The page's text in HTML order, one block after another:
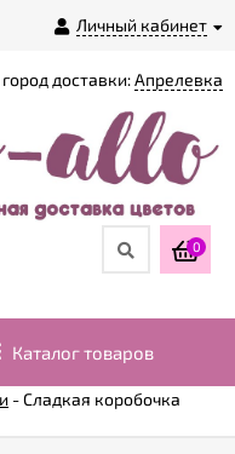
Личный кабинет
доставки:Апрелевка
0
Каталог товаров
-Сладкая коробочка